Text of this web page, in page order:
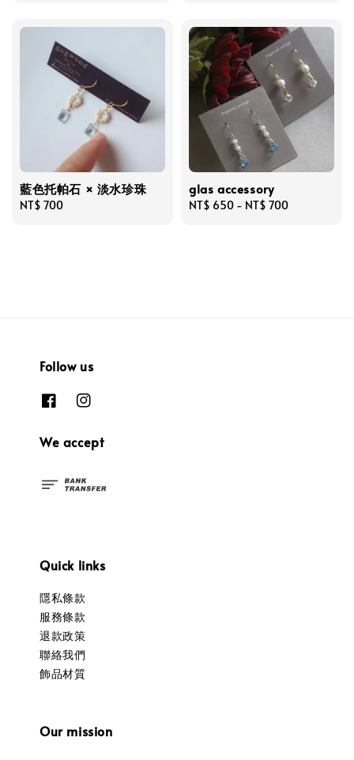
藍色托帕石 × 淡水珍珠
Regular
NT$ 700
glas accessory
Regular
NT$ 650 - NT$ 700
Follow us
We accept
Quick links
隱私條款
服務條款
退款政策
聯絡我們
飾品材質
Our mission